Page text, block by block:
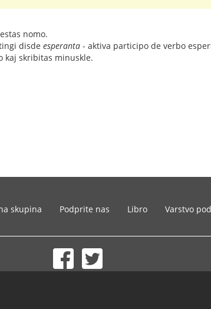
nomo.
disde esperanta - aktiva participo de verbo
kaj skribitas minuskle.
skupina Podprite nas Libro Varstvo